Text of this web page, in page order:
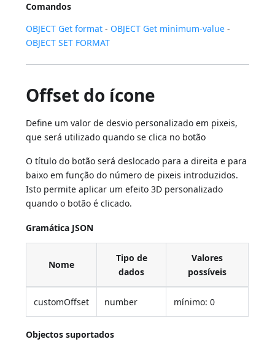
Comandos
OBJECT Get format - OBJECT Get minimum-value -
OBJECT SET FORMAT
Offset do ícone
Define um valor de desvio personalizado em pixeis,
que será utilizado quando se clica no botão
O título do botão será deslocado para a direita e para
baixo em função do número de pixeis introduzidos.
Isto permite aplicar um efeito 3D personalizado
quando o botão é clicado.
Gramática JSON
Nome
Tipo de
dados
Valores
possíveis
customOffset number mínimo: 0
Objectos suportados